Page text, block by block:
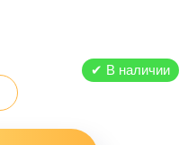
✔ В наличии